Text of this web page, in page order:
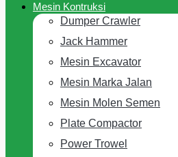
Mesin Kontruksi
Dumper Crawler
Jack Hammer
Mesin Excavator
Mesin Marka Jalan
Mesin Molen Semen
Plate Compactor
Power Trowel